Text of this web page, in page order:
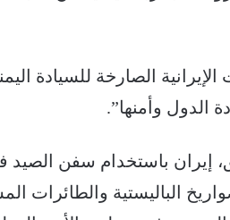
الصارخة للسيادة
الدول وأمنها”.
باستخدام سفن الصيد في
الباليستية والطائرات